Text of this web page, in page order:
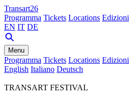
Transart26
Programma Tickets Locations Edizioni
EN IT DE
Menu
Programma Tickets Locations Edizioni
English Italiano Deutsch
TRANSART FESTIVAL